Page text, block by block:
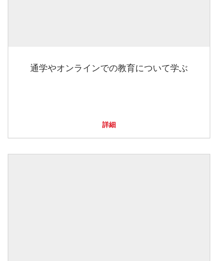
通学やオンラインでの教育について学ぶ
詳細